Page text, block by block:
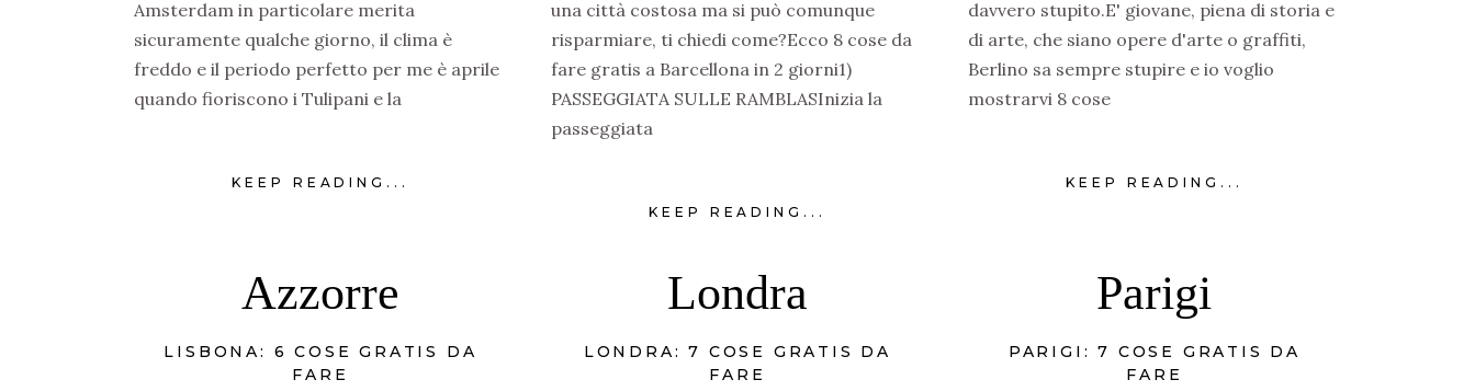
Amsterdam in particolare merita
sicuramente qualche giorno, il clima è
freddo e il periodo perfetto per me è aprile
quando fioriscono i Tulipani e la
KEEP READING...
una città costosa ma si può comunque
risparmiare, ti chiedi come?Ecco 8 cose da
fare gratis a Barcellona in 2 giorni1)
PASSEGGIATA SULLE RAMBLASInizia la
passeggiata
KEEP READING...
davvero stupito.E' giovane, piena di storia e
di arte, che siano opere d'arte o graffiti,
Berlino sa sempre stupire e io voglio
mostrarvi 8 cose
KEEP READING...
Azzorre
LISBONA: 6 COSE GRATIS DA
FARE
Londra
LONDRA: 7 COSE GRATIS DA
FARE
Parigi
PARIGI: 7 COSE GRATIS DA
FARE